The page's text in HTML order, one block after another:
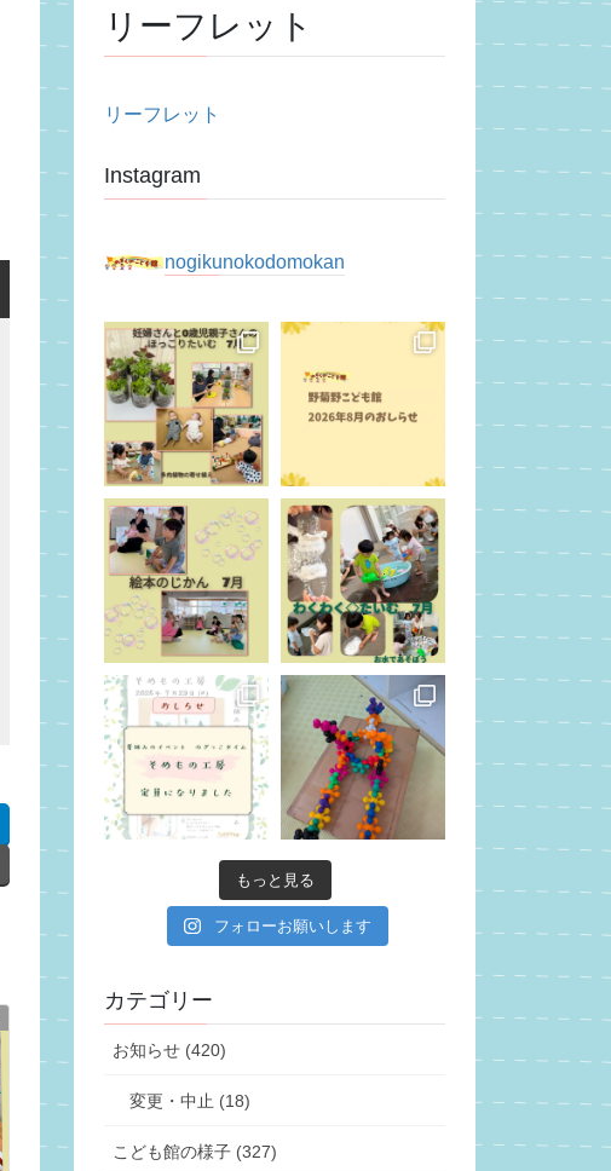
リーフレット
リーフレット
Instagram
nogikunokodomokan
もっと見る
フォローお願いします
カテゴリー
お知らせ (420)
変更・中止 (18)
こども館の様子 (327)